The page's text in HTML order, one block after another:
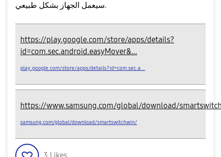
سيعمل الجهاز بشكل طبيعي.
https://play.google.com/store/apps/details?
id=com.sec.android.easyMover&...
play.google.com/store/apps/details?id=com.sec.a...
https://www.samsung.com/global/download/
samsung.com/global/download/smartswitchwin/